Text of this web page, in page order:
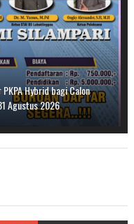
Hybrid bagi Calon
Agustus 2026